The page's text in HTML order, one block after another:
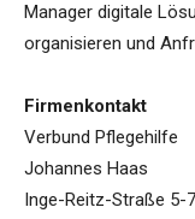
Manager digitale
organisieren und
Firmenkontakt
Verbund Pflegehilfe
Johannes Haas
Inge-Reitz-Straße 5-7